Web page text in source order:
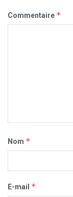
Commentaire *
Nom *
E-mail *